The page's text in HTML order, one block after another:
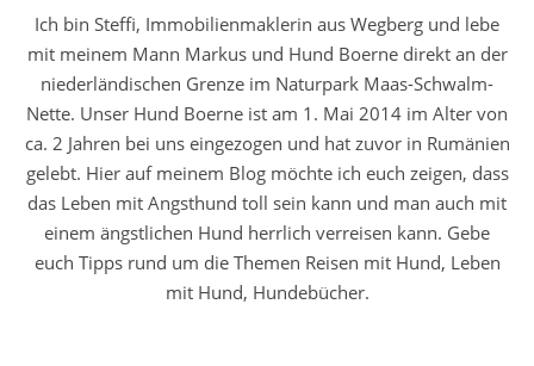
Ich bin Steffi, Immobilienmaklerin aus Wegberg und lebe
mit meinem Mann Markus und Hund Boerne direkt an der
niederländischen Grenze im Naturpark Maas-Schwalm-
Nette. Unser Hund Boerne ist am 1. Mai 2014 im Alter von
ca. 2 Jahren bei uns eingezogen und hat zuvor in Rumänien
gelebt. Hier auf meinem Blog möchte ich euch zeigen, dass
das Leben mit Angsthund toll sein kann und man auch mit
einem ängstlichen Hund herrlich verreisen kann. Gebe
euch Tipps rund um die Themen Reisen mit Hund, Leben
mit Hund, Hundebücher.